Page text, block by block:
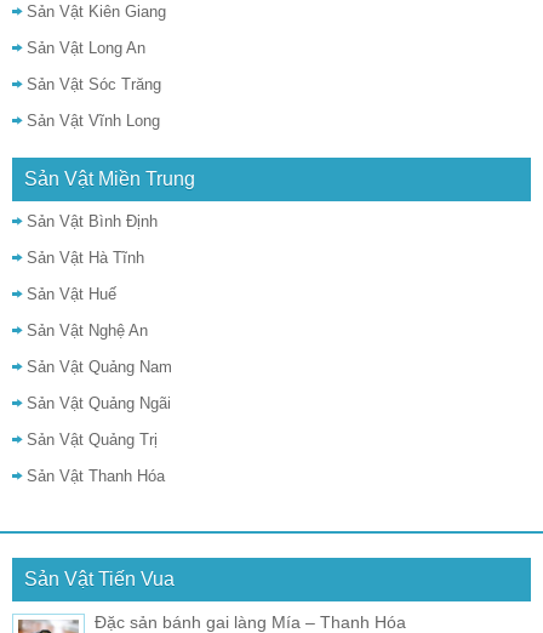
Sản Vật Kiên Giang
Sản Vật Long An
Sản Vật Sóc Trăng
Sản Vật Vĩnh Long
Sản Vật Miền Trung
Sản Vật Bình Định
Sản Vật Hà Tĩnh
Sản Vật Huế
Sản Vật Nghệ An
Sản Vật Quảng Nam
Sản Vật Quảng Ngãi
Sản Vật Quảng Trị
Sản Vật Thanh Hóa
Sản Vật Tiến Vua
Đặc sản bánh gai làng Mía – Thanh Hóa